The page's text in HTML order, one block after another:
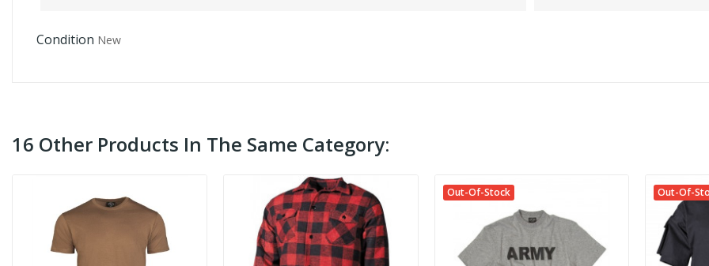
Condition New
16 Other Products In The Same Category:
Out-Of-Stock Out-Of-